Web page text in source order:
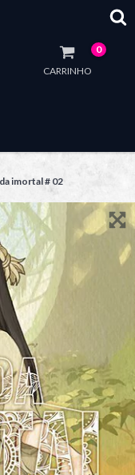
CARRINHO
0
imortal # 02